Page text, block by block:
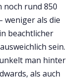
noch rund 850
weniger als die
beachtlicher
sein.
man hinter
als auch